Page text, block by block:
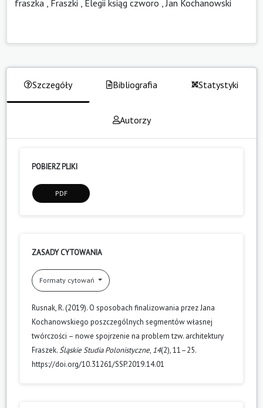
fraszka Fraszki Elegii ksiąg czworo ,Jan Kochanowski
Szczegóły Bibliografia Statystyki
Autorzy
POBIERZ PLIKI
PDF
ZASADY CYTOWANIA
Formaty cytowań
Rusnak, R. (2019). O sposobach finalizowania przez Jana
Kochanowskiego poszczególnych segmentów własnej
twórczości – nowe spojrzenie na problem tzw. architektury
Fraszek.Śląskie Studia Polonistyczne, 14(2), 11–25.
https://doi.org/10.31261/SSP.2019.14.01